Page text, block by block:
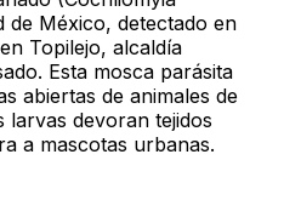
de México, detectado en
Topilejo, alcaldía
Esta mosca parásita
abiertas de animales de
larvas devoran tejidos
a mascotas urbanas.